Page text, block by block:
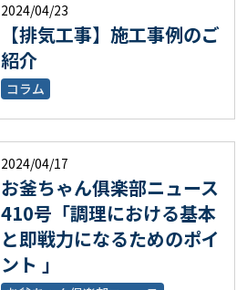
2024/04/23
【排気工事】施工事例のご
紹介
コラム
2024/04/17
お釜ちゃん俱楽部ニュース
410号「調理における基本
と即戦力になるためのポイ
ント 」